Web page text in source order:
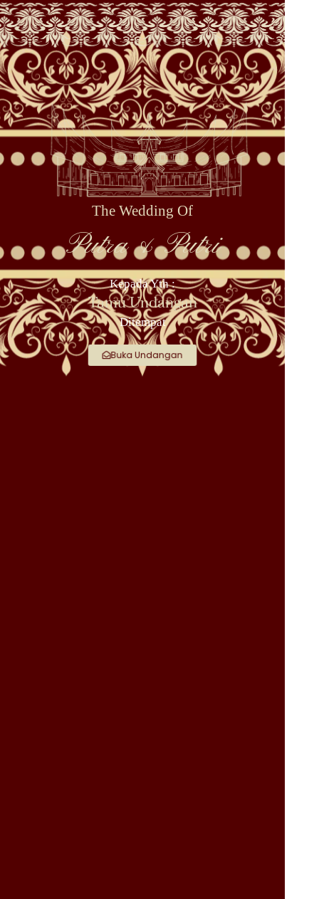
The Wedding Of
Putra & Putri
Kepada Yth :
Tamu Undangan
Ditempat
Buka Undangan